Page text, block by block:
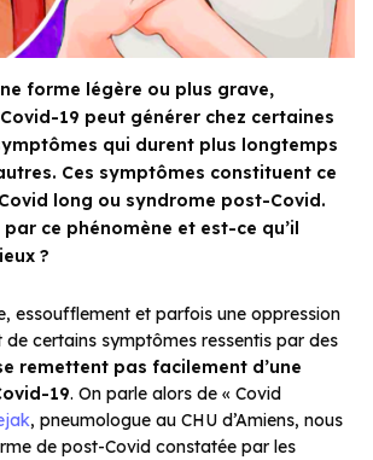
forme légère ou plus grave,
19 peut générer chez certaines
qui durent plus longtemps
Ces symptômes constituent ce
long ou syndrome post-Covid.
ce phénomène et est-ce qu’il
?
essoufflement et parfois une oppression
de certains symptômes ressentis par des
remettent pas facilement d’une
19. On parle alors de « Covid
, pneumologue au CHU d’Amiens, nous
de post-Covid constatée par les